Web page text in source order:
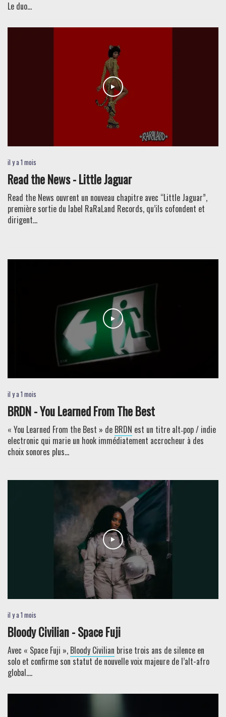
Le duo...
il y a 1 mois
Read the News - Little Jaguar
Read the News ouvrent un nouveau chapitre avec “Little Jaguar”,
première sortie du label RaRaLand Records, qu’ils cofondent et
dirigent...
il y a 1 mois
BRDN - You Learned From The Best
« You Learned From the Best » de BRDN est un titre alt‑pop / indie
electronic qui marie un hook immédiatement accrocheur à des
choix sonores plus...
il y a 1 mois
Bloody Civilian - Space Fuji
Avec « Space Fuji », Bloody Civilian brise trois ans de silence en
solo et confirme son statut de nouvelle voix majeure de l’alt-afro
global....